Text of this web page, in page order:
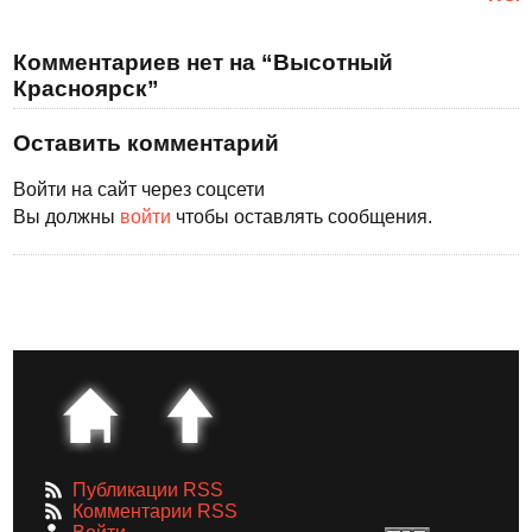
Комментариев нет на “Высотный
Красноярск”
Оставить комментарий
Войти на сайт через соцсети
Вы должны войти чтобы оставлять сообщения.
Публикации RSS
Комментарии RSS